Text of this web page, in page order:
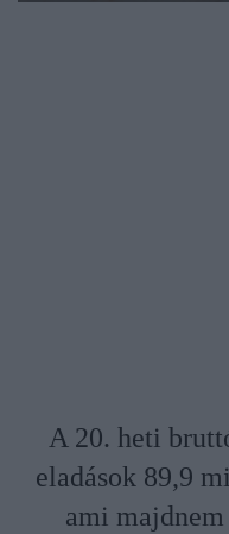
A 20. heti
eladások 89,9
ami majdnem